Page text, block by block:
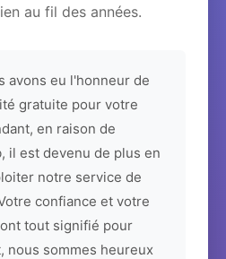
au fil des années.
avons eu l'honneur de
gratuite pour votre
en raison de
il est devenu de plus en
notre service de
confiance et votre
tout signifié pour
nous sommes heureux